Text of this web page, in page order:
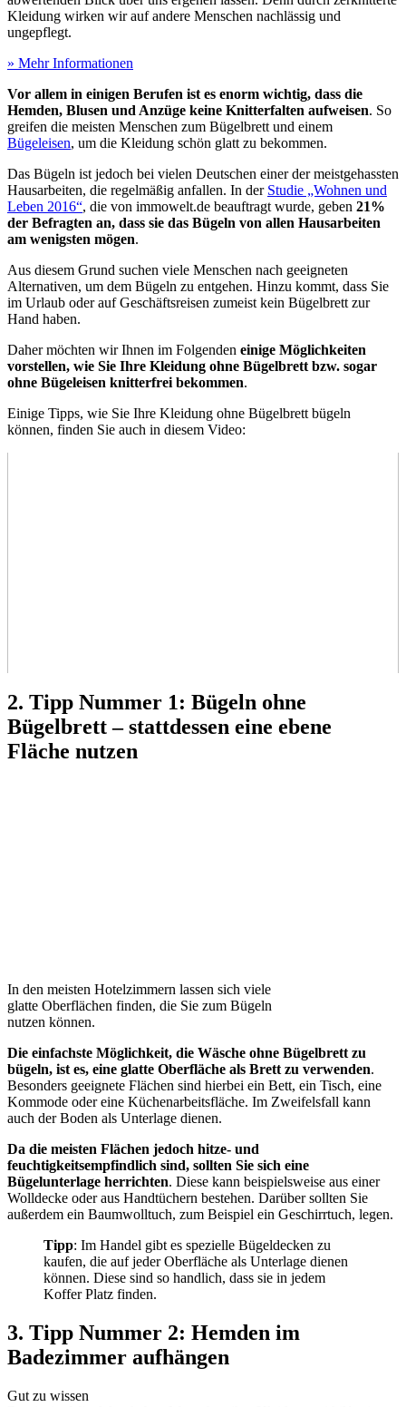
Kleidung wirken wir auf andere Menschen nachlässig und
ungepflegt.
» Mehr Informationen
Vor allem in einigen Berufen ist es enorm wichtig, dass die
Hemden, Blusen und Anzüge keine Knitterfalten aufweisen. So
greifen die meisten Menschen zum Bügelbrett und einem
Bügeleisen, um die Kleidung schön glatt zu bekommen.
Das Bügeln ist jedoch bei vielen Deutschen einer der meistgehassten
Hausarbeiten, die regelmäßig anfallen. In der Studie „Wohnen und
Leben 2016“, die von immowelt.de beauftragt wurde, geben 21%
der Befragten an, dass sie das Bügeln von allen Hausarbeiten
am wenigsten mögen.
Aus diesem Grund suchen viele Menschen nach geeigneten
Alternativen, um dem Bügeln zu entgehen. Hinzu kommt, dass Sie
im Urlaub oder auf Geschäftsreisen zumeist kein Bügelbrett zur
Hand haben.
Daher möchten wir Ihnen im Folgenden einige Möglichkeiten
vorstellen, wie Sie Ihre Kleidung ohne Bügelbrett bzw. sogar
ohne Bügeleisen knitterfrei bekommen.
Einige Tipps, wie Sie Ihre Kleidung ohne Bügelbrett bügeln
können, finden Sie auch in diesem Video:
2. Tipp Nummer 1: Bügeln ohne
Bügelbrett – stattdessen eine ebene
Fläche nutzen
In den meisten Hotelzimmern lassen sich viele
glatte Oberflächen finden, die Sie zum Bügeln
nutzen können.
Die einfachste Möglichkeit, die Wäsche ohne Bügelbrett zu
bügeln, ist es, eine glatte Oberfläche als Brett zu verwenden.
Besonders geeignete Flächen sind hierbei ein Bett, ein Tisch, eine
Kommode oder eine Küchenarbeitsfläche. Im Zweifelsfall kann
auch der Boden als Unterlage dienen.
Da die meisten Flächen jedoch hitze- und
feuchtigkeitsempfindlich sind, sollten Sie sich eine
Bügelunterlage herrichten. Diese kann beispielsweise aus einer
Wolldecke oder aus Handtüchern bestehen. Darüber sollten Sie
außerdem ein Baumwolltuch, zum Beispiel ein Geschirrtuch, legen.
Tipp: Im Handel gibt es spezielle Bügeldecken zu
kaufen, die auf jeder Oberfläche als Unterlage dienen
können. Diese sind so handlich, dass sie in jedem
Koffer Platz finden.
3. Tipp Nummer 2: Hemden im
Badezimmer aufhängen
Gut zu wissen